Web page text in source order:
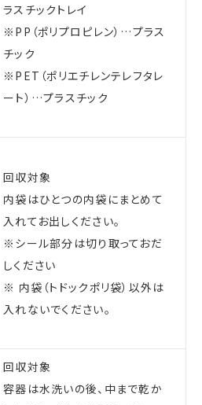
ラスチックトレイ
※PP（ポリプロピレン）…プラス
チック
※PET（ポリエチレンテレフタレ
ート）…プラスチック
回収対象
内袋はひとつの内袋にまとめて
入れてお出しください。
※シール部分は切り取っておだ
しください
※ 内袋（トドックポリ袋）以外は
入れないでください。
回収対象
容器は水洗いの後、中まで乾か